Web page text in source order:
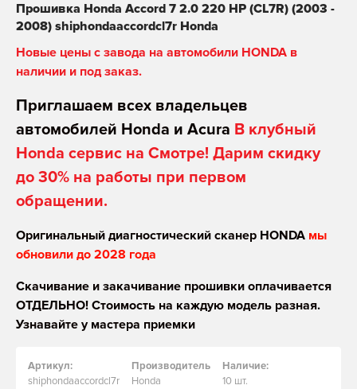
Прошивка Honda Accord 7 2.0 220 HP (CL7R) (2003 -
2008) shiphondaaccordcl7r Honda
Новые цены с завода на автомобили HONDA в
наличии и под заказ.
Приглашаем всех владельцев
автомобилей Honda и Acura В клубный
Honda сервис на Смотре! Дарим скидку
до 30% на работы при первом
обращении.
Оригинальный диагностический сканер HONDA мы
обновили до 2028 года
Скачивание и закачивание прошивки оплачивается
ОТДЕЛЬНО! Стоимость на каждую модель разная.
Узнавайте у мастера приемки
Артикул:
shiphondaaccordcl7r
Производитель
Honda
Наличие:
10 шт.